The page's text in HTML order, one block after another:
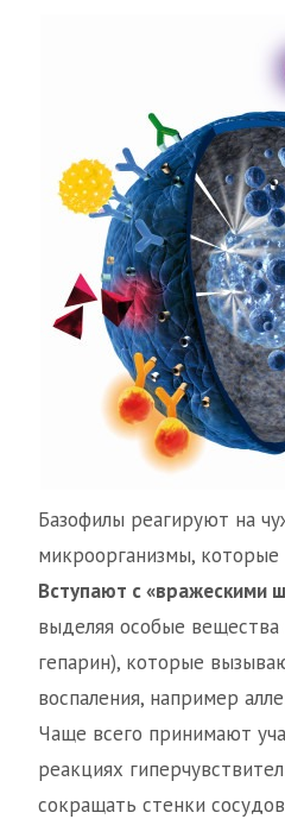
Базофилы реагируют на
микроорганизмы,
Вступают с «вражескими
выделяя особые вещества
гепарин), которые
воспаления, например
Чаще всего принимают
реакциях
сокращать стенки